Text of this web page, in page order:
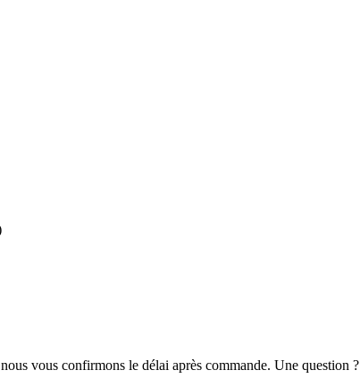
vous confirmons le délai après commande. Une question ?